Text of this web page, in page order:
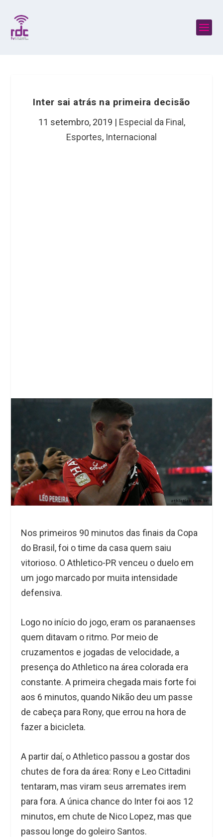
Inter sai atrás na primeira decisão
11 setembro, 2019 | Especial da Final ,
Esportes, Internacional
Nos primeiros 90 minutos das finais da Copa
do Brasil, foi o time da casa quem saiu
vitorioso. O Athletico-PR venceu o duelo em
um jogo marcado por muita intensidade
defensiva.
Logo no início do jogo, eram os paranaenses
quem ditavam o ritmo. Por meio de
cruzamentos e jogadas de velocidade, a
presença do Athletico na área colorada era
constante. A primeira chegada mais forte foi
aos 6 minutos, quando Nikão deu um passe
de cabeça para Rony, que errou na hora de
fazer a bicicleta.
A partir daí, o Athletico passou a gostar dos
chutes de fora da área: Rony e Leo Cittadini
tentaram, mas viram seus arremates irem
para fora. A única chance do Inter foi aos 12
minutos, em chute de Nico Lopez, mas que
passou longe do goleiro Santos.